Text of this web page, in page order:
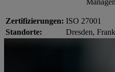
Zertifizierungen: ISO 27001
Standorte:
Dresden,